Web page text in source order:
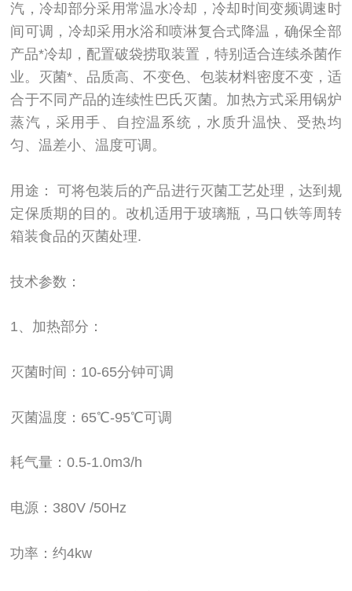
汽，冷却部分采用常温水冷却，冷却时间变频调速时
间可调，冷却采用水浴和喷淋复合式降温，确保全部
产品*冷却，配置破袋捞取装置，特别适合连续杀菌作
业。灭菌*、品质高、不变色、包装材料密度不变，适
合于不同产品的连续性巴氏灭菌。加热方式采用锅炉
蒸汽，采用手、自控温系统，水质升温快、受热均
匀、温差小、温度可调。
用途： 可将包装后的产品进行灭菌工艺处理，达到规
定保质期的目的。改机适用于玻璃瓶，马口铁等周转
箱装食品的灭菌处理.
技术参数：
1、加热部分：
灭菌时间：10-65分钟可调
灭菌温度：65℃-95℃可调
耗气量：0.5-1.0m3/h
电源：380V /50Hz
功率：约4kw